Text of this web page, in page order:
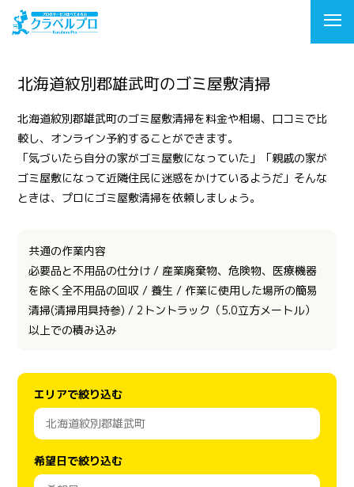
北海道紋別郡雄武町のゴミ屋敷清掃
北海道紋別郡雄武町のゴミ屋敷清掃を料金や相場、口コミで比
較し、オンライン予約することができます。
「気づいたら自分の家がゴミ屋敷になっていた」「親戚の家が
ゴミ屋敷になって近隣住民に迷惑をかけているようだ」そんな
ときは、プロにゴミ屋敷清掃を依頼しましょう。
共通の作業内容
必要品と不用品の仕分け / 産業廃棄物、危険物、医療機器
を除く全不用品の回収 / 養生 / 作業に使用した場所の簡易
清掃(清掃用具持参) / 2トントラック（5.0立方メートル）
以上での積み込み
エリアで絞り込む
希望日で絞り込む